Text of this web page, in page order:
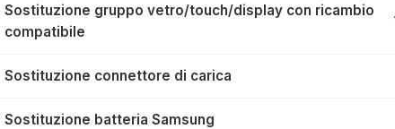
Sostituzione gruppo vetro/touch/display con ricambio
compatibile
Sostituzione connettore di carica
Sostituzione batteria Samsung